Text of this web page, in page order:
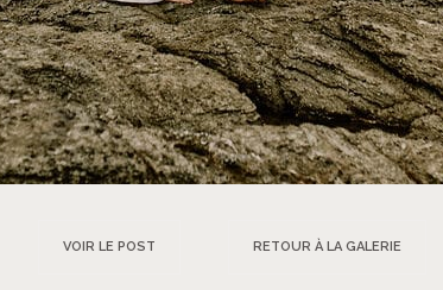
VOIR LE POST RETOUR À LA GALERIE